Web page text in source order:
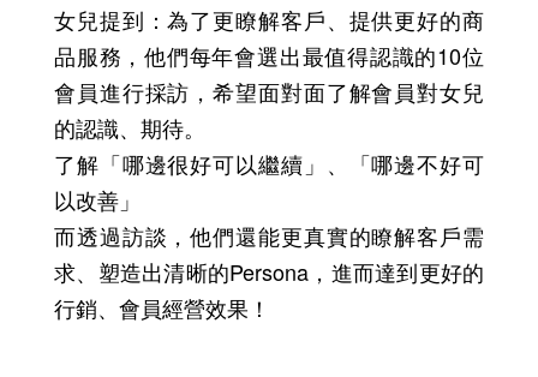
女兒提到：為了更瞭解客戶、提供更好的商
品服務，他們每年會選出最值得認識的10位
會員進行採訪，希望面對面了解會員對女兒
的認識、期待。
了解「哪邊很好可以繼續」、「哪邊不好可
以改善」
而透過訪談，他們還能更真實的瞭解客戶需
求、塑造出清晰的Persona，進而達到更好的
行銷、會員經營效果！